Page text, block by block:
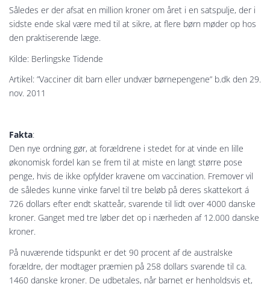
Således er der afsat en million kroner om året i en satspulje, der i
sidste ende skal være med til at sikre, at flere børn møder op hos
den praktiserende læge.
Kilde: Berlingske Tidende
Artikel: ”Vacciner dit barn eller undvær børnepengene” b.dk den 29.
nov. 2011
Fakta:
Den nye ordning gør, at forældrene i stedet for at vinde en lille
økonomisk fordel kan se frem til at miste en langt større pose
penge, hvis de ikke opfylder kravene om vaccination. Fremover vil
de således kunne vinke farvel til tre beløb på deres skattekort á
726 dollars efter endt skatteår, svarende til lidt over 4000 danske
kroner. Ganget med tre løber det op i nærheden af 12.000 danske
kroner.
På nuværende tidspunkt er det 90 procent af de australske
forældre, der modtager præmien på 258 dollars svarende til ca.
1460 danske kroner. De udbetales, når barnet er henholdsvis et,